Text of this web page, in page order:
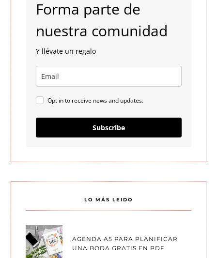
Forma parte de
nuestra comunidad
Y llévate un regalo
Opt in to receive news and updates.
Subscribe
LO MÁS LEIDO
AGENDA A5 PARA PLANIFICAR
UNA BODA GRATIS EN PDF